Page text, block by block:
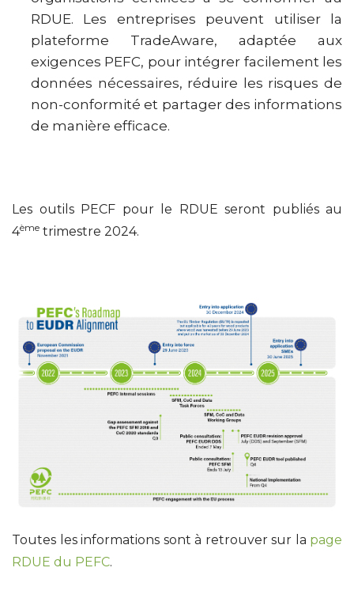
RDUE. Les entreprises peuvent utiliser la
plateforme TradeAware, adaptée aux
exigences PEFC, pour intégrer facilement les
données nécessaires, réduire les risques de
non-conformité et partager des informations
de manière efficace.
Les outils PECF pour le RDUE seront publiés au
4ème trimestre 2024.
Toutes les informations sont à retrouver sur la page
RDUE du PEFC.